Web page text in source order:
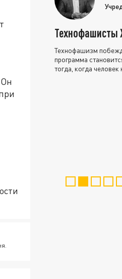
Технофашисты
Технофашизм
программа
тогда, когда